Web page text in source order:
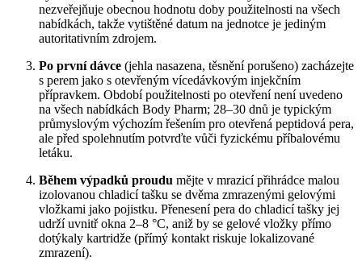
nezveřejňuje obecnou hodnotu doby použitelnosti na všech
nabídkách, takže vytištěné datum na jednotce je jediným
autoritativním zdrojem.
Po první dávce (jehla nasazena, těsnění porušeno) zacházejte
s perem jako s otevřeným vícedávkovým injekčním
přípravkem. Období použitelnosti po otevření není uvedeno
na všech nabídkách Body Pharm; 28–30 dnů je typickým
průmyslovým výchozím řešením pro otevřená peptidová pera,
ale před spolehnutím potvrďte vůči fyzickému příbalovému
letáku.
Během výpadků proudu mějte v mrazicí přihrádce malou
izolovanou chladicí tašku se dvěma zmrazenými gelovými
vložkami jako pojistku. Přenesení pera do chladicí tašky jej
udrží uvnitř okna 2–8 °C, aniž by se gelové vložky přímo
dotýkaly kartridže (přímý kontakt riskuje lokalizované
zmrazení).